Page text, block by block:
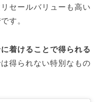
セールバリューも高い
です。
着けることで得られる
得られない特別なもの